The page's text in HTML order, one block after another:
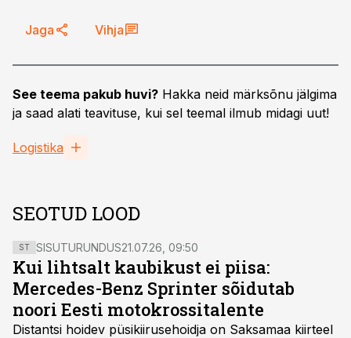
Jaga Vihja
See teema pakub huvi? Hakka neid märksõnu jälgima
ja saad alati teavituse, kui sel teemal ilmub midagi uut!
Logistika
SEOTUD LOOD
ST SISUTURUNDUS21.07.26, 09:50
Kui lihtsalt kaubikust ei piisa:
Mercedes-Benz Sprinter sõidutab
noori Eesti motokrossitalente
Distantsi hoidev püsikiirusehoidja on Saksamaa kiirteel